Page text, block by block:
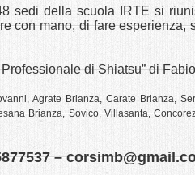
sedi della scuola IRTE si
con mano, di fare esperienza,
di Shiatsu” di
Agrate Brianza, Carate Brianza,
Brianza, Sovico, Villasanta,
–